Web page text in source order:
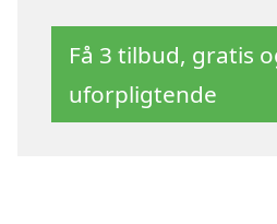
Få 3 tilbud, gratis
uforpligtende